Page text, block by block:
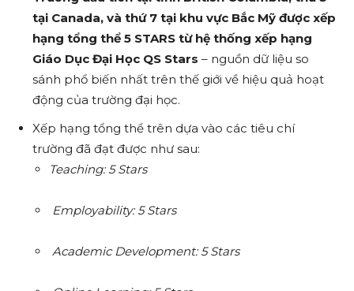
tại Canada, và thứ 7 tại khu vực Bắc Mỹ được xếp
hạng tổng thể 5 STARS từ hệ thống xếp hạng
Giáo Dục Đại Học QS Stars – nguồn dữ liệu so
sánh phổ biến nhất trên thế giới về hiệu quả hoạt
động của trường đại học.
Xếp hạng tổng thể trên dựa vào các tiêu chí
trường đã đạt được như sau:
Teaching: 5 Stars
Employability: 5 Stars
Academic Development: 5 Stars